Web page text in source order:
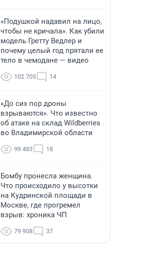
«Подушкой надавил на лицо,
чтобы не кричала». Как убили
модель Гретту Ведлер и
почему целый год прятали ее
тело в чемодане — видео
102 705 14
«До сих пор дроны
взрываются». Что известно
об атаке на склад Wildberries
во Владимирской области
99 483 18
Бомбу пронесла женщина.
Что происходило у высотки
на Кудринской площади в
Москве, где прогремел
взрыв: хроника ЧП
79 908 37